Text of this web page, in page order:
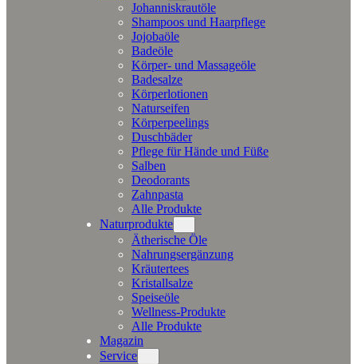
Johanniskrautöle
Shampoos und Haarpflege
Jojobaöle
Badeöle
Körper- und Massageöle
Badesalze
Körperlotionen
Naturseifen
Körperpeelings
Duschbäder
Pflege für Hände und Füße
Salben
Deodorants
Zahnpasta
Alle Produkte
Naturprodukte
Ätherische Öle
Nahrungsergänzung
Kräutertees
Kristallsalze
Speiseöle
Wellness-Produkte
Alle Produkte
Magazin
Service